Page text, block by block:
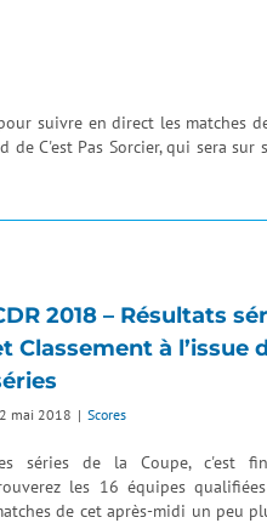
suivre en direct les matches
C'est Pas Sorcier, qui sera sur
2018 – Résultats
Classement à l’issue
mai 2018 | Scores
séries de la Coupe, c'est
les 16 équipes
de cet après-midi un peu